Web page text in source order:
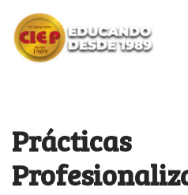
Ir
al
Prácticas